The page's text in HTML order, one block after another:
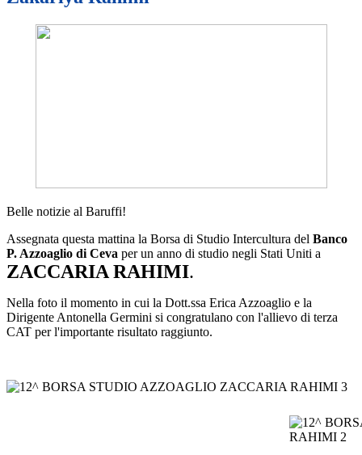
Belle notizie al Baruffi!
Assegnata questa mattina la Borsa di Studio Intercultura del Banco
P. Azzoaglio di Ceva per un anno di studio negli Stati Uniti a
ZACCARIA RAHIMI.
Nella foto il momento in cui la Dott.ssa Erica Azzoaglio e la
Dirigente Antonella Germini si congratulano con l'allievo di terza
CAT per l'importante risultato raggiunto.